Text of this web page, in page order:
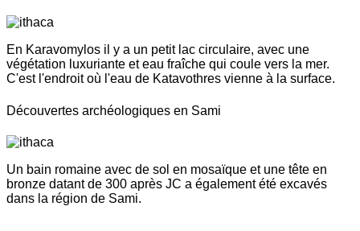
En Karavomylos il y a un petit lac circulaire, avec une
végétation luxuriante et eau fraîche qui coule vers la mer.
C'est l'endroit où l'eau de Katavothres vienne à la surface.
Découvertes archéologiques en Sami
Un bain romaine avec de sol en mosaïque et une tête en
bronze datant de 300 après JC a également été excavés
dans la région de Sami.